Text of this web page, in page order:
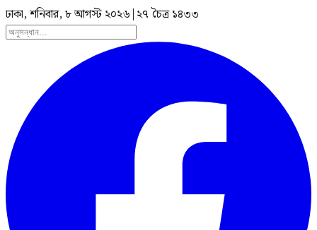
ঢাকা, শনিবার, ৮ আগস্ট ২০২৬ | ২৭ চৈত্র ১৪৩৩